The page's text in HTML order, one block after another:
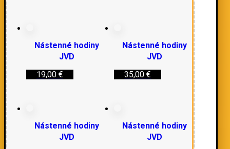
Nástenné hodiny
JVD
19,00 €
Nástenné hodiny
JVD
35,00€
Nástenné hodiny
JVD
Nástenné hodiny
JVD